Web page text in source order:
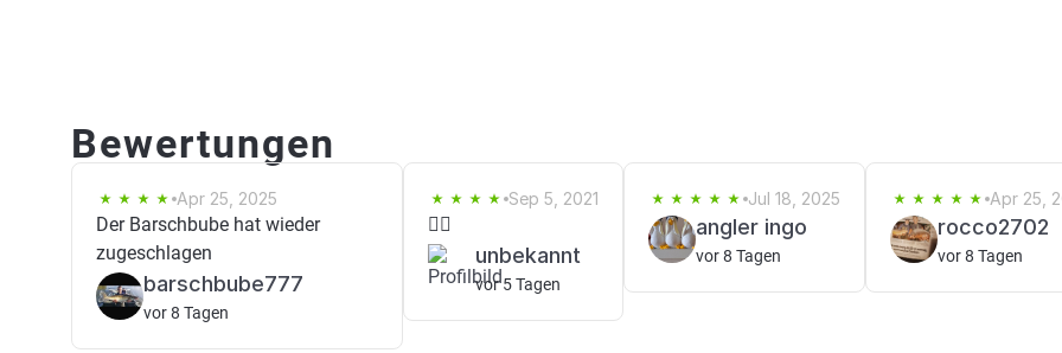
Bewertungen
Apr 25, 2025
Der Barschbube hat wieder
zugeschlagen
barschbube777
vor 8 Tagen
Sep 5, 2021
👍🏻
unbekannt
vor 5 Tagen
Jul 18, 2025
angler ingo
vor 8 Tagen
Apr 25,
rocco2702
vor 8 Tagen